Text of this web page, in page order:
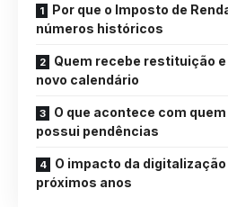
Por que o Imposto de
números históricos
Quem recebe restituição
novo calendário
O que acontece com
possui pendências
O impacto da
próximos anos